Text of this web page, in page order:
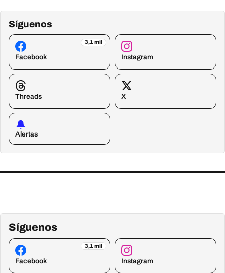
Síguenos
3,1 mil
Facebook Instagram
Threads X
Alertas
Síguenos
3,1 mil
Facebook Instagram